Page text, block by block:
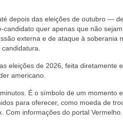
depois das eleições de outubro —
quer apenas que não
externa e de ataque à soberania
eleições de 2026, feita diretamente
americano.
É o símbolo de um momento
para oferecer, como moeda de
Com informações do portal Vermelho.